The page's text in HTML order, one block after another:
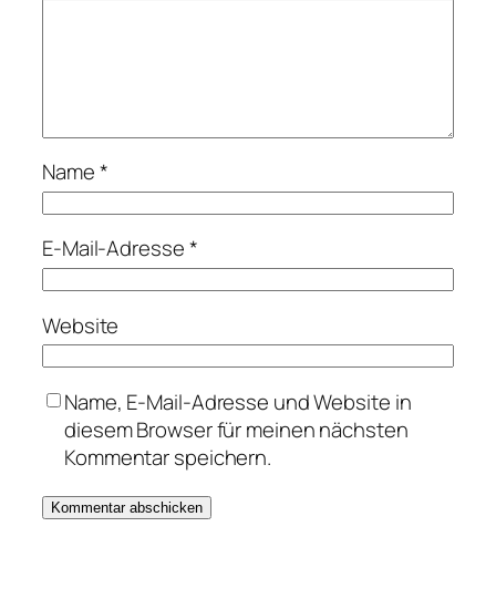
Name*
E-Mail-Adresse*
Website
Name, E-Mail-Adresse und Website in
diesem Browser für meinen nächsten
Kommentar speichern.